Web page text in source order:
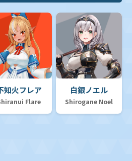
コレクション-2025ライブセット-
ター「サマー・ホログラム」
知火フレア
Flare
白銀ノエル
Shirogane Noel